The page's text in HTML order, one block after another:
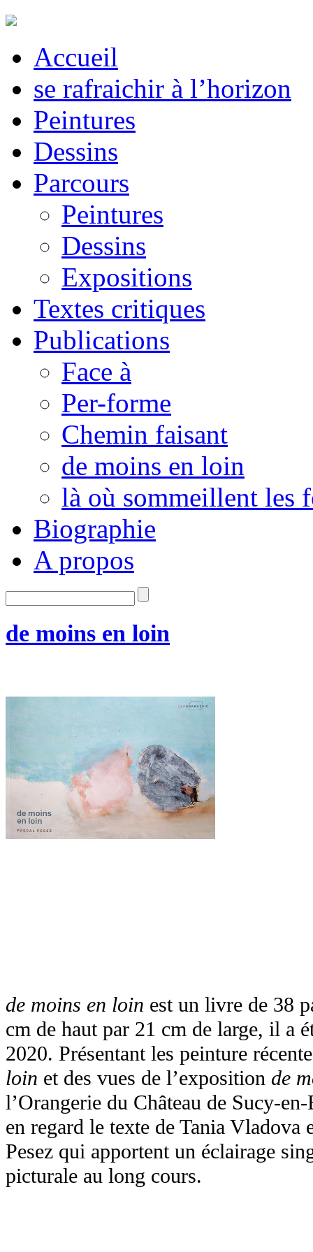
Accueil
se rafraichir à l’horizon
Peintures
Dessins
Parcours
Peintures
Dessins
Expositions
Textes critiques
Publications
Face à
Per-forme
Chemin faisant
de moins en loin
là où sommeillent les
Biographie
A propos
de moins en loin
de moins en loin est un livre de 38
cm de haut par 21 cm de large, il a
2020. Présentant les peinture
loin et des vues de l’exposition de
l’Orangerie du Château de Sucy-
en regard le texte de Tania Vladova
Pesez qui apportent un éclairage
picturale au long cours.